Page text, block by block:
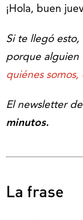
¡Hola, buen
Si te llegó esto,
porque alguien
quiénes
El newsletter
minutos.
La frase